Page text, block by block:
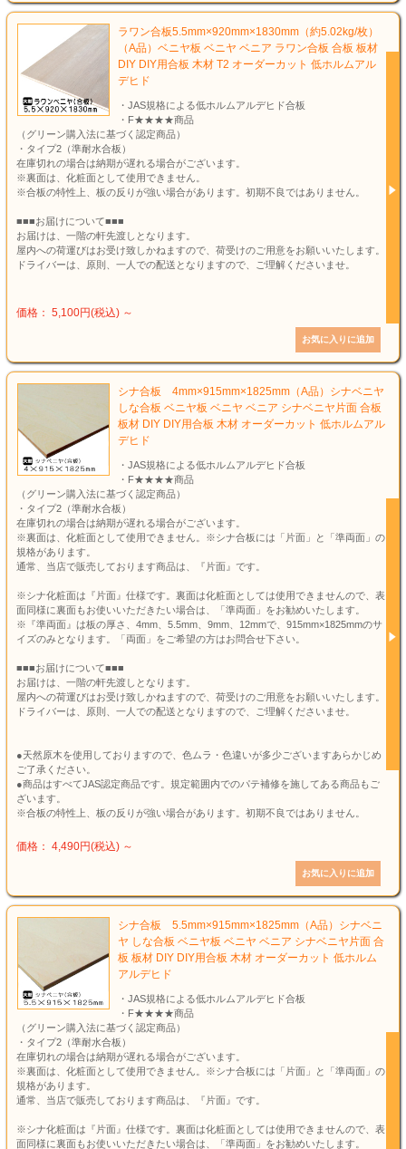
ラワン合板5.5mm×920mm×1830mm（約5.02kg/枚）
（A品）ベニヤ板 ベニヤ ベニア ラワン合板 合板 板材
DIY DIY用合板 木材 T2 オーダーカット 低ホルムアル
デヒド
・JAS規格による低ホルムアルデヒド合板
・F★★★★商品
（グリーン購入法に基づく認定商品）
・タイプ2（準耐水合板）
在庫切れの場合は納期が遅れる場合がございます。
※裏面は、化粧面として使用できません。
※合板の特性上、板の反りが強い場合があります。初期不良ではありません。
■■■お届けについて■■■
お届けは、一階の軒先渡しとなります。
屋内への荷運びはお受け致しかねますので、荷受けのご用意をお願いいたします。
ドライバーは、原則、一人での配送となりますので、ご理解くださいませ。
価格： 5,100円(税込) ～
シナ合板 4mm×915mm×1825mm（A品）シナベニヤ
しな合板 ベニヤ板 ベニヤ ベニア シナベニヤ片面 合板
板材 DIY DIY用合板 木材 オーダーカット 低ホルムアル
デヒド
・JAS規格による低ホルムアルデヒド合板
・F★★★★商品
（グリーン購入法に基づく認定商品）
・タイプ2（準耐水合板）
在庫切れの場合は納期が遅れる場合がございます。
※裏面は、化粧面として使用できません。※シナ合板には「片面」と「準両面」の
規格があります。
通常、当店で販売しております商品は、『片面』です。
※シナ化粧面は『片面』仕様です。裏面は化粧面としては使用できませんので、表
面同様に裏面もお使いいただきたい場合は、「準両面」をお勧めいたします。
※『準両面』は板の厚さ、4mm、5.5mm、9mm、12mmで、915mm×1825mmのサ
イズのみとなります。「両面」をご希望の方はお問合せ下さい。
■■■お届けについて■■■
お届けは、一階の軒先渡しとなります。
屋内への荷運びはお受け致しかねますので、荷受けのご用意をお願いいたします。
ドライバーは、原則、一人での配送となりますので、ご理解くださいませ。
●天然原木を使用しておりますので、色ムラ・色違いが多少ございますあらかじめ
ご了承ください。
●商品はすべてJAS認定商品です。規定範囲内でのパテ補修を施してある商品もご
ざいます。
※合板の特性上、板の反りが強い場合があります。初期不良ではありません。
価格： 4,490円(税込) ～
シナ合板 5.5mm×915mm×1825mm（A品）シナベニ
ヤ しな合板 ベニヤ板 ベニヤ ベニア シナベニヤ片面 合
板 板材 DIY DIY用合板 木材 オーダーカット 低ホルム
アルデヒド
・JAS規格による低ホルムアルデヒド合板
・F★★★★商品
（グリーン購入法に基づく認定商品）
・タイプ2（準耐水合板）
在庫切れの場合は納期が遅れる場合がございます。
※裏面は、化粧面として使用できません。※シナ合板には「片面」と「準両面」の
規格があります。
通常、当店で販売しております商品は、『片面』です。
※シナ化粧面は『片面』仕様です。裏面は化粧面としては使用できませんので、表
面同様に裏面もお使いいただきたい場合は、「準両面」をお勧めいたします。